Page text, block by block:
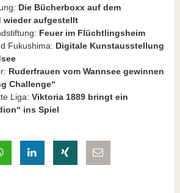
Die Bücherboxx auf dem
wieder aufgestellt
Feuer im Flüchtlingsheim
Fukushima: Digitale Kunstausstellung
Ruderfrauen vom Wannsee gewinnen
Challenge“
Liga: Viktoria 1889 bringt ein
ins Spiel
teilen
mit Whatsapp teilen
auf LinkedIn teilen
auf Xing teilen